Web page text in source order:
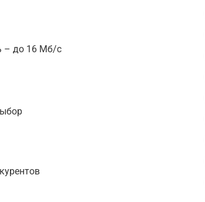
– до 16 Мб/с